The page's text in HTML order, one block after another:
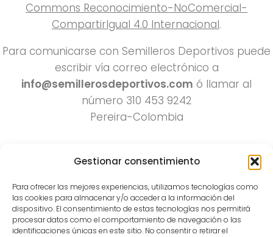
Gestionar consentimiento
Para ofrecer las mejores experiencias, utilizamos tecnologías como
las cookies para almacenar y/o acceder a la información del
dispositivo. El consentimiento de estas tecnologías nos permitirá
procesar datos como el comportamiento de navegación o las
identificaciones únicas en este sitio. No consentir o retirar el
Commons Reconocimiento-NoComercial-
CompartirIgual 4.0 Internacional.
Para comunicarse con Semilleros Deportivos puede
escribir vía correo electrónico a
info@semillerosdeportivos.com ó llamar al
número 310 453 9242
Pereira-Colombia
Todos los derechos reservados 2022.